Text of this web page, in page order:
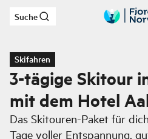
Zum Hauptinhalt
Suche
Skifahren
3-tägige Skitour
mit dem Hotel
Das Skitouren-Paket für
Tage voller Entspannung,